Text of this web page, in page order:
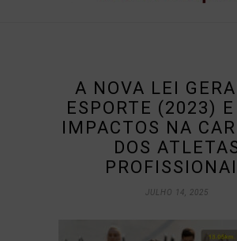
A NOVA LEI
ESPORTE (2023) E
IMPACTOS NA
DOS
JULHO 14, 2025